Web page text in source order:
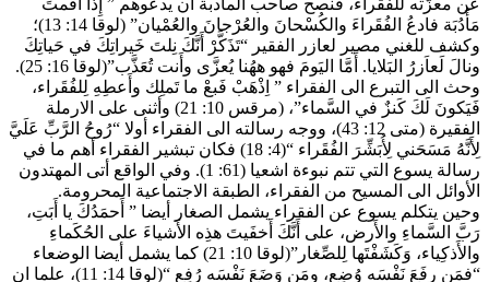
عن معزّته للفقراء، فنصح صاحب المأدبة ان يدعوهم ” إِذا أَقَمتَ
مَأَدُبَة فادعُ الفُقَراءَ والكُسْحانَ والعُرْجانَ والعُمْيان” (لوقا 14: 13)؛
وكشف للغني مصير لعازر الفقير “تَذَكَّرْ أَنَّكَ نِلتَ خَيراتِكَ في حَياتِكَ
ونالَ لَعاَزرُ البَلايا. أَمَّا اليَومَ فهو ههُنا يُعزَّى وأَنت تُعَذَّب”(لوقا 16: 25).
وحث الى التبرع الى الفقراء ” اِذْهَبْ فَبعْ ما تَملِك وأَعطِهِ لِلفُقَراء،
فَيَكونَ لَكَ كَنزٌ في السَّماء”، (مرقس 10: 21) وأثنى على الارملة
الفقيرة (متى 12: 43)، ووجه رسالته الى الفقراء أولا “رُوحُ الرَّبِّ عَلَيَّ
لِأَنَّهُ مَسَحَني لِأُبَشِّرَ الفُقَراء “(4: 18) فكان تبشير الفقراء أهم ما في
رسالة يسوع التي تتم نبوءة اشعيا (61: 1). وفي الواقع أتى المهتدون
الأوائل الى المسيح من الفقراء، الطبقة الاجتماعية المحرومة.
وحين يتكلم يسوع عن الفقراء يشمل الصغار أيضا ” أَحمَدُكَ يا أَبَتِ،
رَبَّ السَّماءِ والأَرض، على أَنَّكَ أَخفَيتَ هذِه الأَشياءَ على الحُكَماءِ
والأَذكِياء، وَكَشَفْتَها لِلصِّغار”(لوقا 10: 21) كما يشمل أيضا الوضعاء
“فمَن رفَعَ نَفْسَه وُضِع، ومَن وَضَعَ نَفْسَه رُفِع “(لوقا 14: 11)، علما ان